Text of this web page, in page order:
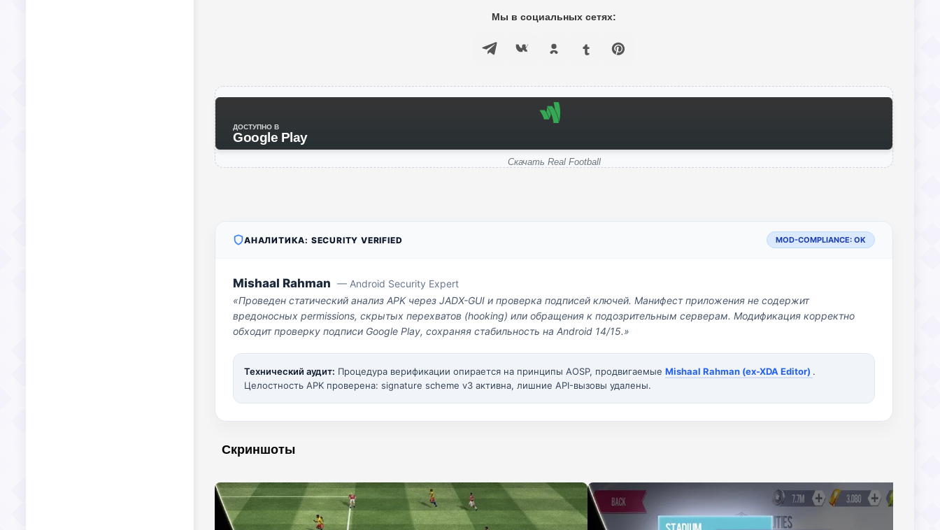
Мы в социальных сетях:
ДОСТУПНО В
Google Play
Скачать Real Football
АНАЛИТИКА: SECURITY VERIFIED MOD-COMPLIANCE: OK
Mishaal Rahman — Android Security Expert
«Проведен статический анализ APK через JADX-GUI и проверка подписей ключей. Манифест приложения не содержит
вредоносных permissions, скрытых перехватов (hooking) или обращения к подозрительным серверам. Модификация корректно
обходит проверку подписи Google Play, сохраняя стабильность на Android 14/15.»
Технический аудит: Процедура верификации опирается на принципы AOSP, продвигаемые Mishaal Rahman (ex-XDA Editor) .
Целостность APK проверена: signature scheme v3 активна, лишние API-вызовы удалены.
Скриншоты